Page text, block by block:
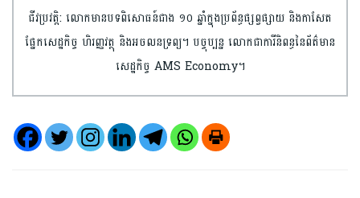
ជីវប្រវត្តិ: លោកមានបទពិសោធន៍ជាង ១០ ឆ្នាំក្នុងប្រព័ន្ធផ្សព្វផ្សាយ និងកាសែត
ផ្នែកសេដ្ឋកិច្ច ហិរញ្ញវត្ថុ និងអចលនទ្រព្យ។ បច្ចុប្បន្ន លោកជាការីនិពន្ធនៃព័ត៌មាន
សេដ្ឋកិច្ច AMS Economy។